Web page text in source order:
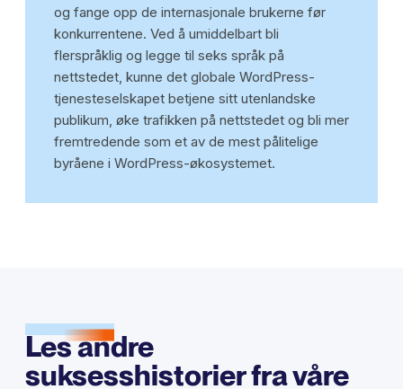
og fange opp de internasjonale brukerne før
konkurrentene. Ved å umiddelbart bli
flerspråklig og legge til seks språk på
nettstedet, kunne det globale WordPress-
tjenesteselskapet betjene sitt utenlandske
publikum, øke trafikken på nettstedet og bli mer
fremtredende som et av de mest pålitelige
byråene i WordPress-økosystemet.
Les andre
suksesshistorier fra våre